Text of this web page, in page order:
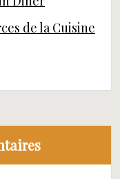
de la Cuisine